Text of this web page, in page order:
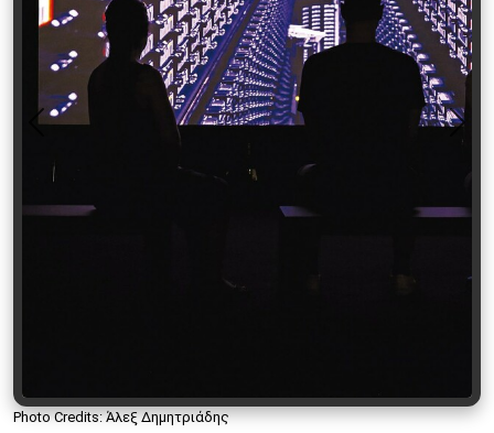
Next
Photo Credits: Άλεξ Δημητριάδης